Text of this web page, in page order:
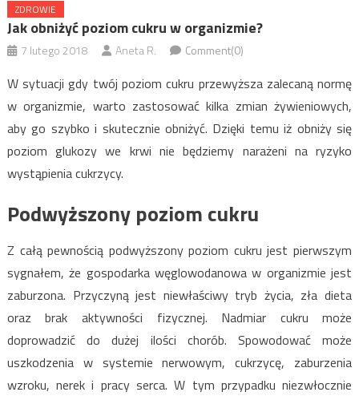
ZDROWIE
Jak obniżyć poziom cukru w organizmie?
7 lutego 2018 Aneta R. Comment(0)
W sytuacji gdy twój poziom cukru przewyższa zalecaną normę
w organizmie, warto zastosować kilka zmian żywieniowych,
aby go szybko i skutecznie obniżyć. Dzięki temu iż obniży się
poziom glukozy we krwi nie będziemy narażeni na ryzyko
wystąpienia cukrzycy.
Podwyższony poziom cukru
Z całą pewnością podwyższony poziom cukru jest pierwszym
sygnałem, że gospodarka węglowodanowa w organizmie jest
zaburzona. Przyczyną jest niewłaściwy tryb życia, zła dieta
oraz brak aktywności fizycznej. Nadmiar cukru może
doprowadzić do dużej ilości chorób. Spowodować może
uszkodzenia w systemie nerwowym, cukrzycę, zaburzenia
wzroku, nerek i pracy serca. W tym przypadku niezwłocznie